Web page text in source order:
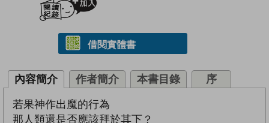
借閱實體書
內容簡介 作者簡介 本書目錄 序
若果神作出魔的行為
那人類還是否應該拜於其下？